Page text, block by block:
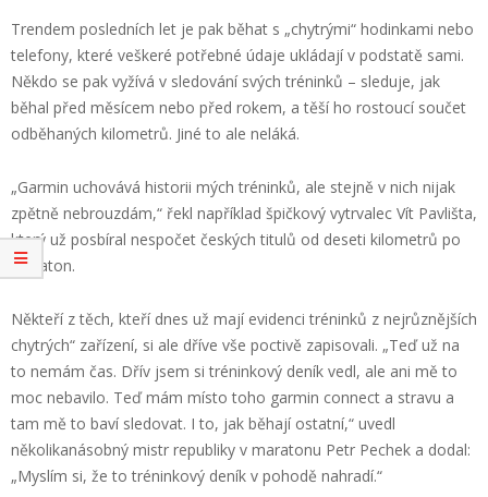
Trendem posledních let je pak běhat s „chytrými“ hodinkami nebo
telefony, které veškeré potřebné údaje ukládají v podstatě sami.
Někdo se pak vyžívá v sledování svých tréninků – sleduje, jak
běhal před měsícem nebo před rokem, a těší ho rostoucí součet
odběhaných kilometrů. Jiné to ale neláká.
„Garmin uchovává historii mých tréninků, ale stejně v nich nijak
zpětně nebrouzdám,“ řekl například špičkový vytrvalec Vít Pavlišta,
který už posbíral nespočet českých titulů od deseti kilometrů po
maraton.
Někteří z těch, kteří dnes už mají evidenci tréninků z nejrůznějších
chytrých“ zařízení, si ale dříve vše poctivě zapisovali. „Teď už na
to nemám čas. Dřív jsem si tréninkový deník vedl, ale ani mě to
moc nebavilo. Teď mám místo toho garmin connect a stravu a
tam mě to baví sledovat. I to, jak běhají ostatní,“ uvedl
několikanásobný mistr republiky v maratonu Petr Pechek a dodal:
„Myslím si, že to tréninkový deník v pohodě nahradí.“